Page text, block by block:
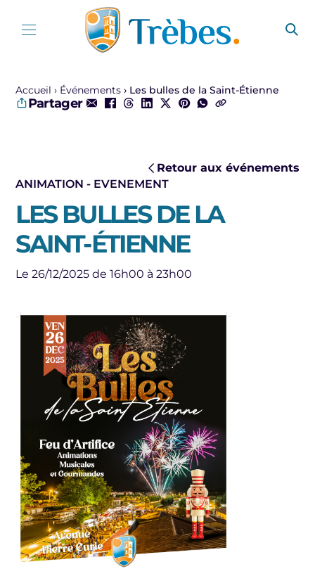
Accueil Événements Les bulles de la Saint-Étienne
Partager
ANIMATION - EVENEMENT
Retour aux événements
LES BULLES DE LA
SAINT-ÉTIENNE
Le 26/12/2025 de 16h00 à 23h00